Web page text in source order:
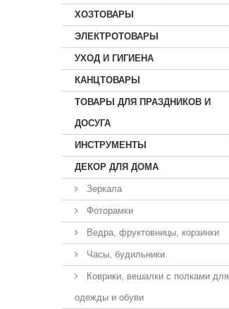
ХОЗТОВАРЫ
ЭЛЕКТРОТОВАРЫ
УХОД И ГИГИЕНА
КАНЦТОВАРЫ
ТОВАРЫ ДЛЯ ПРАЗДНИКОВ И
ДОСУГА
ИНСТРУМЕНТЫ
ДЕКОР ДЛЯ ДОМА
Зеркала
Фоторамки
Ведра, фруктовницы, корзинки
Часы, будильники
Коврики, вешалки с полками для
одежды и обуви